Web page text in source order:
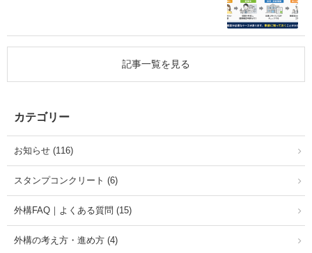
記事一覧を見る
カテゴリー
お知らせ (116)
スタンプコンクリート (6)
外構FAQ｜よくある質問 (15)
外構の考え方・進め方 (4)